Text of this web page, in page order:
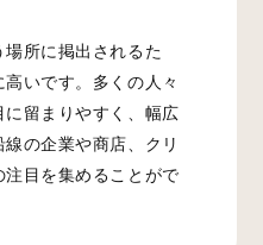
所に掲出されるた
いです。多くの人々
留まりやすく、幅広
の企業や商店、クリ
目を集めることがで